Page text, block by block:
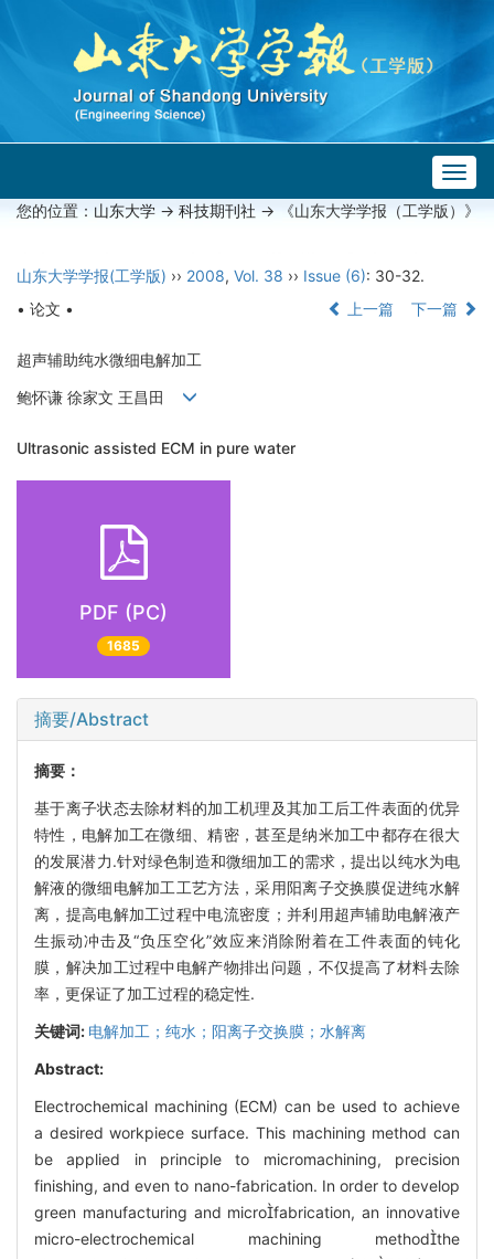
您的位置： 山东大学 -> 科技期刊社 -> 《山东大学学报（工学版）》
山东大学学报(工学版) ›› 2008, Vol. 38 ›› Issue (6): 30-32.
• 论文 •
上一篇 下一篇
超声辅助纯水微细电解加工
鲍怀谦 徐家文 王昌田
Ultrasonic assisted ECM in pure water
PDF (PC)
1685
摘要/Abstract
摘要：
基于离子状态去除材料的加工机理及其加工后工件表面的优异
特性，电解加工在微细、精密，甚至是纳米加工中都存在很大
的发展潜力.针对绿色制造和微细加工的需求，提出以纯水为电
解液的微细电解加工工艺方法，采用阳离子交换膜促进纯水解
离，提高电解加工过程中电流密度；并利用超声辅助电解液产
生振动冲击及“负压空化”效应来消除附着在工件表面的钝化
膜，解决加工过程中电解产物排出问题，不仅提高了材料去除
率，更保证了加工过程的稳定性.
关键词: 电解加工；纯水；阳离子交换膜；水解离
Abstract:
Electrochemical machining (ECM) can be used to achieve
a desired workpiece surface. This machining method can
be applied in principle to micromachining, precision
finishing, and even to nano-fabrication. In order to develop
green manufacturing and microfabrication, an innovative
micro-electrochemical machining methodthe